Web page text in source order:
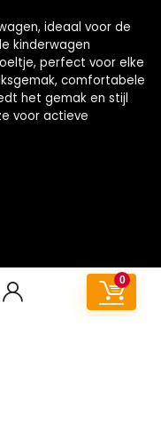
0
ideaal voor de
kinderwagen
perfect voor elke
comfortabele
het gemak en stijl
voor actieve